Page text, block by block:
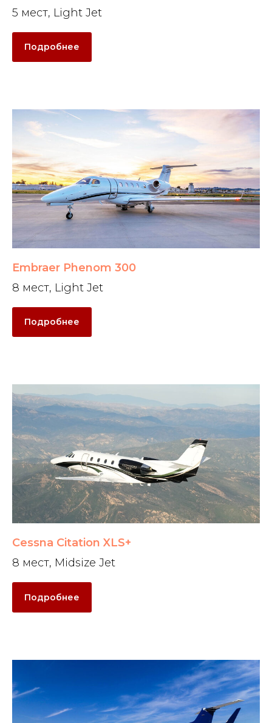
5 мест, Light Jet
Подробнее
Embraer Phenom 300
8 мест, Light Jet
Подробнее
Cessna Citation XLS+
8 мест, Midsize Jet
Подробнее